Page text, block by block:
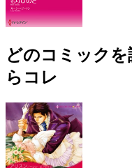
どのコミック
らコレ